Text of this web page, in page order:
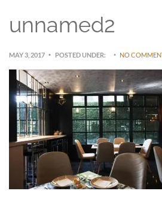
unnamed2
MAY 3, 2017 POSTED UNDER: NO